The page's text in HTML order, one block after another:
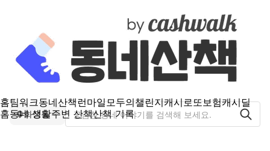
홈팀워크동네산책런마일모두의챌린지캐시로또보험캐시딜
홈동네 생활주변 산책산책 기록
화정동